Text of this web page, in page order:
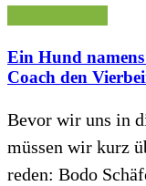
Ein Hund
Coach den
Bevor wir uns in
müssen wir kurz
reden: Bodo